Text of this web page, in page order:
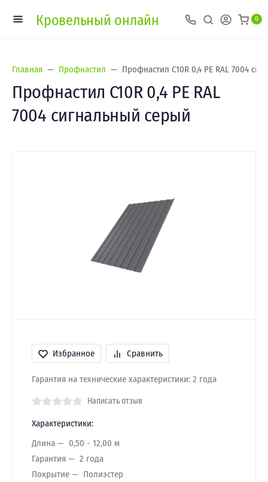
Кровельный онлайн 0
Главная Профнастил Профнастил С10R 0,4 PE RAL 7004
Профнастил С10R 0,4 PE RAL
7004 сигнальный серый
Избранное Сравнить
Гарантия на технические характеристики: 2 года
Написать отзыв
Характеристики:
Длина
0,50 - 12,00 м
Гарантия
2 года
Покрытие
Полиэстер